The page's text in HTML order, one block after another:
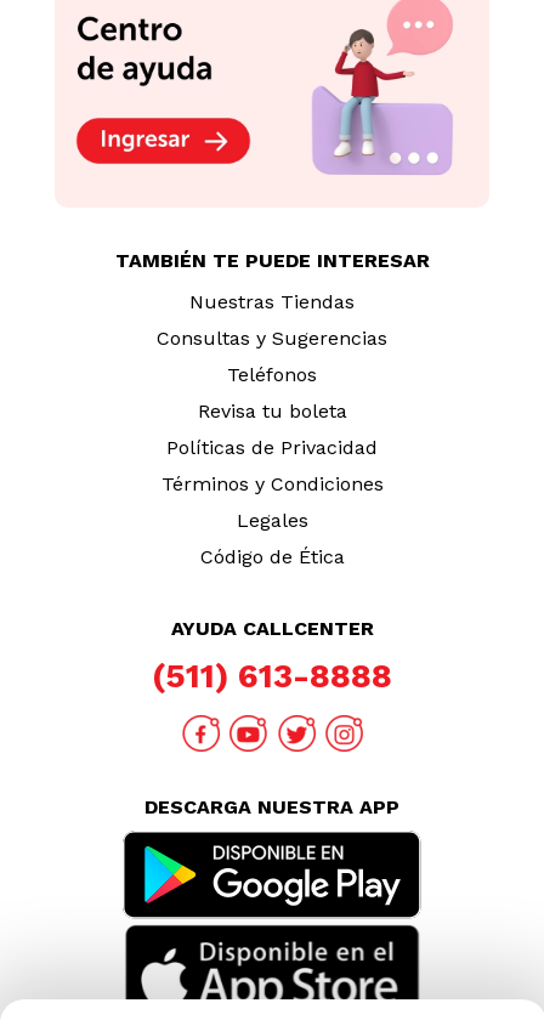
TAMBIÉN TE PUEDE INTERESAR
Nuestras Tiendas
Consultas y Sugerencias
Teléfonos
Revisa tu boleta
Políticas de Privacidad
Términos y Condiciones
Legales
Código de Ética
AYUDA CALLCENTER
(511) 613-8888
DESCARGA NUESTRA APP